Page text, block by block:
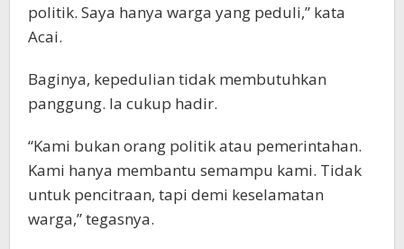
politik. Saya hanya warga yang peduli,” kata
Acai.
Baginya, kepedulian tidak membutuhkan
panggung. Ia cukup hadir.
“Kami bukan orang politik atau pemerintahan.
Kami hanya membantu semampu kami. Tidak
untuk pencitraan, tapi demi keselamatan
warga,” tegasnya.